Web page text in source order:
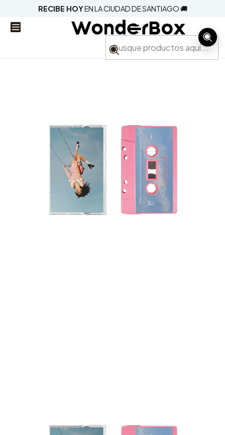
RECIBE HOYEN LA CIUDAD DE SANTIAGO 🚚